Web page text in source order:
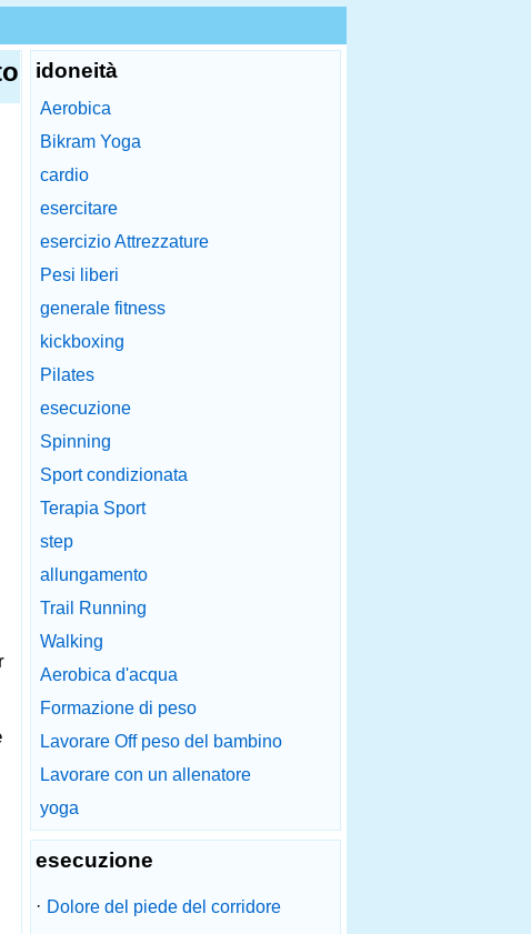
idoneità
Aerobica
Bikram Yoga
cardio
esercitare
esercizio Attrezzature
Pesi liberi
generale fitness
kickboxing
Pilates
esecuzione
Spinning
Sport condizionata
Terapia Sport
step
allungamento
Trail Running
Walking
Aerobica d'acqua
Formazione di peso
Lavorare Off peso del bambino
Lavorare con un allenatore
yoga
esecuzione
· Dolore del piede del corridore